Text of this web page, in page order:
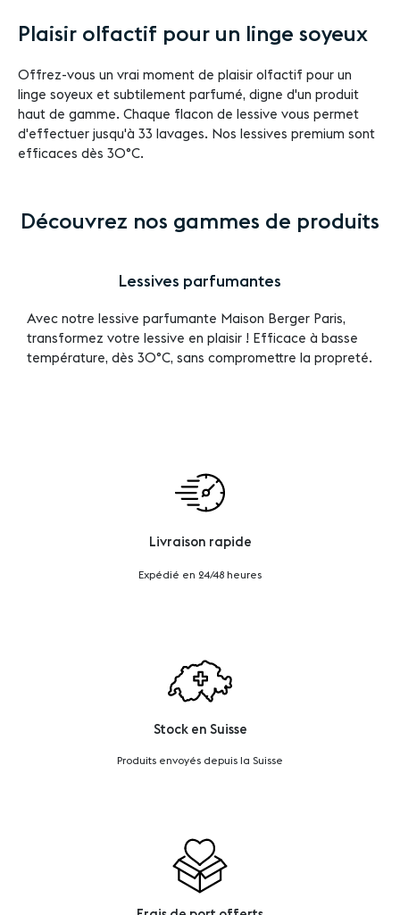
Plaisir olfactif pour un linge soyeux
Offrez-vous un vrai moment de plaisir olfactif pour un
linge soyeux et subtilement parfumé, digne d'un produit
haut de gamme. Chaque flacon de lessive vous permet
d'effectuer jusqu'à 33 lavages. Nos lessives premium sont
efficaces dès 30°C.
Découvrez nos gammes de produits
Lessives parfumantes
Avec notre lessive parfumante Maison Berger Paris,
transformez votre lessive en plaisir ! Efficace à basse
température, dès 30°C, sans compromettre la propreté.
Livraison rapide
Expédié en 24/48 heures
Stock en Suisse
Produits envoyés depuis la Suisse